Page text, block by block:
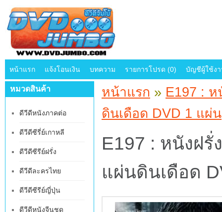
หน้าแรก แจ้งโอนเงิน บทความ รายการโปรด (0) บัญชีผู้ใช้ง
หมวดสินค้า
ดีวีดีหนังภาคต่อ
ดีวีดีซีรี่ย์เกาหลี
ดีวีดีซีรีย์ฝรั่ง
ดีวีดีละครไทย
ดีวีดีซีรีย์ญี่ปุ่น
ดีวีดีหนังจีนชุด
หน้าแรก » E197 : ห
ดินเดือด DVD 1 แผ่น
E197 : หนังฝรั่
แผ่นดินเดือด